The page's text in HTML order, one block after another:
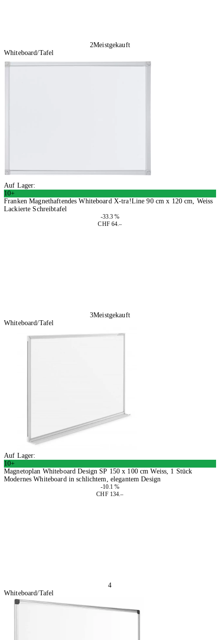
2Meistgekauft
Whiteboard/Tafel
Auf Lager:
10+
Franken Magnethaftendes Whiteboard X-tra!Line 90 cm x 120 cm, Weiss
Lackierte Schreibtafel
-33.3 %
CHF 64.–
3Meistgekauft
Whiteboard/Tafel
Auf Lager:
10+
Magnetoplan Whiteboard Design SP 150 x 100 cm Weiss, 1 Stück
Modernes Whiteboard in schlichtem, elegantem Design
-10.1 %
CHF 134.–
4
Whiteboard/Tafel